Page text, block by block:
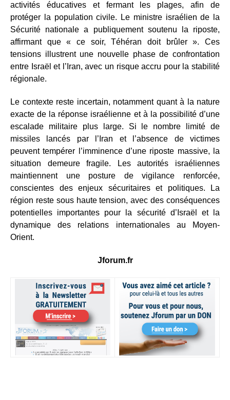
activités éducatives et fermant les plages, afin de
protéger la population civile. Le ministre israélien de la
Sécurité nationale a publiquement soutenu la riposte,
affirmant que « ce soir, Téhéran doit brûler ». Ces
tensions illustrent une nouvelle phase de confrontation
entre Israël et l’Iran, avec un risque accru pour la stabilité
régionale.
Le contexte reste incertain, notamment quant à la nature
exacte de la réponse israélienne et à la possibilité d’une
escalade militaire plus large. Si le nombre limité de
missiles lancés par l’Iran et l’absence de victimes
peuvent tempérer l’imminence d’une riposte massive, la
situation demeure fragile. Les autorités israéliennes
maintiennent une posture de vigilance renforcée,
conscientes des enjeux sécuritaires et politiques. La
région reste sous haute tension, avec des conséquences
potentielles importantes pour la sécurité d’Israël et la
dynamique des relations internationales au Moyen-
Orient.
Jforum.fr